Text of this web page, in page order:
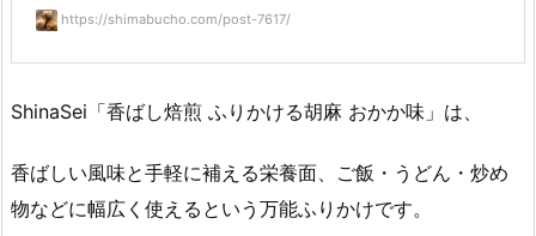
https://shimabucho.com/post-7617/
ShinaSei「香ばし焙煎 ふりかける胡麻 おかか味」は、
香ばしい風味と手軽に補える栄養面、ご飯・うどん・炒め
物などに幅広く使えるという万能ふりかけです。